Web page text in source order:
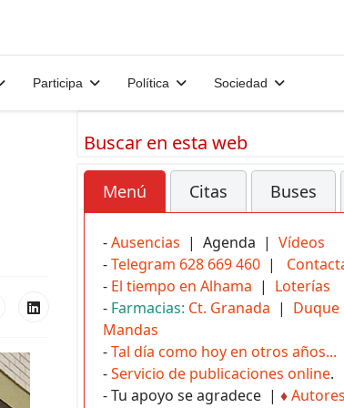
Participa Política Sociedad
Buscar en esta web
Menú Citas Buses
-Ausencias | Agenda | Vídeos
-Telegram 628 669 460 |
- El tiempo en Alhama | Loterías
- Farmacias: Ct. Granada | Duque
Mandas
-Tal día como hoy en otros años...
-Servicio de publicaciones online.
- Tu apoyo se agradece | ♦Autores